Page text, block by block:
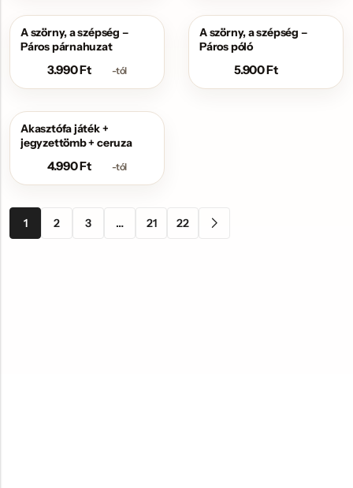
A szörny, a szépség –
Páros párnahuzat
3.990Ft -tól
A szörny, a szépség –
Páros póló
5.900Ft
Akasztófa játék +
jegyzettömb + ceruza
4.990Ft -tól
1 2 3 … 21 22